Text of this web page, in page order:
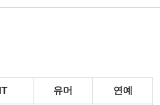
IT 유머 연예